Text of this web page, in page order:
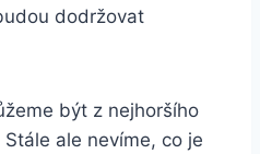
dodržovat
být z nejhoršího
ale nevíme, co je